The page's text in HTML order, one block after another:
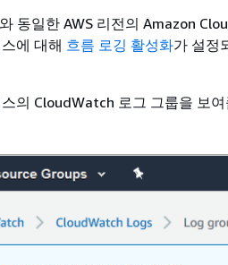
동일한 AWS 리전의 Amazon
에 대해 흐름 로깅 활성화가 설정
의 CloudWatch 로그 그룹을 보